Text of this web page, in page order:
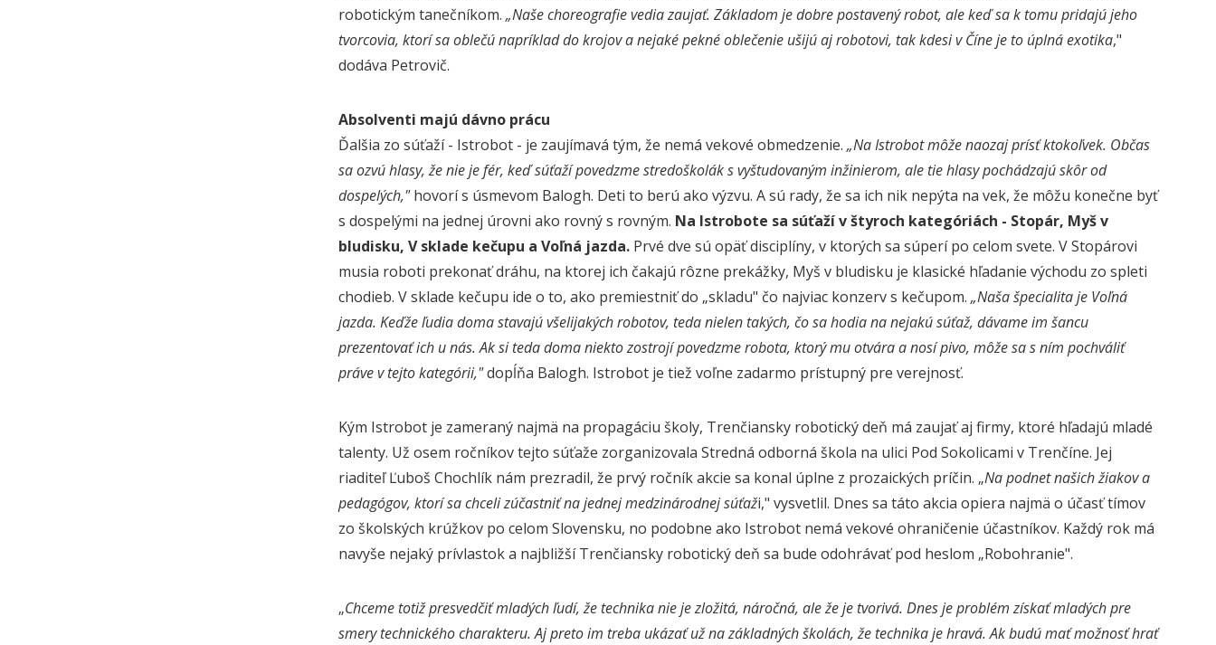
robotickým tanečníkom. „Naše choreografie vedia zaujať. Základom je dobre postavený robot, ale keď sa k tomu pridajú jeho
tvorcovia, ktorí sa oblečú napríklad do krojov a nejaké pekné oblečenie ušijú aj robotovi, tak kdesi v Číne je to úplná exotika,"
dodáva Petrovič.
Absolventi majú dávno prácu
Ďalšia zo súťaží - Istrobot - je zaujímavá tým, že nemá vekové obmedzenie. „Na Istrobot môže naozaj prísť ktokoľvek. Občas
sa ozvú hlasy, že nie je fér, keď súťaží povedzme stredoškolák s vyštudovaným inžinierom, ale tie hlasy pochádzajú skôr od
dospelých,"hovorí s úsmevom Balogh. Deti to berú ako výzvu. A sú rady, že sa ich nik nepýta na vek, že môžu konečne byť
s dospelými na jednej úrovni ako rovný s rovným. Na Istrobote sa súťaží v štyroch kategóriách - Stopár, Myš v
bludisku, V sklade kečupu a Voľná jazda. Prvé dve sú opäť disciplíny, v ktorých sa súperí po celom svete. V Stopárovi
musia roboti prekonať dráhu, na ktorej ich čakajú rôzne prekážky, Myš v bludisku je klasické hľadanie východu zo spleti
chodieb. V sklade kečupu ide o to, ako premiestniť do „skladu" čo najviac konzerv s kečupom. „Naša špecialita je Voľná
jazda. Keďže ľudia doma stavajú všelijakých robotov, teda nielen takých, čo sa hodia na nejakú súťaž, dávame im šancu
prezentovať ich u nás. Ak si teda doma niekto zostrojí povedzme robota, ktorý mu otvára a nosí pivo, môže sa s ním pochváliť
práve v tejto kategórii,"dopĺňa Balogh. Istrobot je tiež voľne zadarmo prístupný pre verejnosť.
Kým Istrobot je zameraný najmä na propagáciu školy, Trenčiansky robotický deň má zaujať aj firmy, ktoré hľadajú mladé
talenty. Už osem ročníkov tejto súťaže zorganizovala Stredná odborná škola na ulici Pod Sokolicami v Trenčíne. Jej
riaditeľ Ľuboš Chochlík nám prezradil, že prvý ročník akcie sa konal úplne z prozaických príčin. „Na podnet našich žiakov a
pedagógov, ktorí sa chceli zúčastniť na jednej medzinárodnej súťaži," vysvetlil. Dnes sa táto akcia opiera najmä o účasť tímov
zo školských krúžkov po celom Slovensku, no podobne ako Istrobot nemá vekové ohraničenie účastníkov. Každý rok má
navyše nejaký prívlastok a najbližší Trenčiansky robotický deň sa bude odohrávať pod heslom „Robohranie".
„Chceme totiž presvedčiť mladých ľudí, že technika nie je zložitá, náročná, ale že je tvorivá. Dnes je problém získať mladých pre
smery technického charakteru. Aj preto im treba ukázať už na základných školách, že technika je hravá. Ak budú mať možnosť hrať